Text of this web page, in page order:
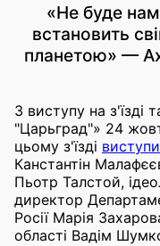
«Не буде
встановить
планетою» —
З виступу на з'їзді
"Царьград"» 24
цьому з'їзді
Канстантін
Пьотр Талстой,
директор
Росії Марія
області Вадім